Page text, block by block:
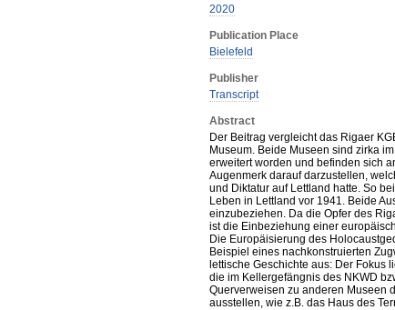
2020
Publication Place
Bielefeld
Publisher
Transcript
Abstract
Der Beitrag vergleicht das Rigaer
Museum. Beide Museen sind zirka
erweitert worden und befinden sich
Augenmerk darauf darzustellen,
und Diktatur auf Lettland hatte. So
Leben in Lettland vor 1941. Beide
einzubeziehen. Da die Opfer des
ist die Einbeziehung einer
Die Europäisierung des
Beispiel eines nachkonstruierten
lettische Geschichte aus: Der Fokus
die im Kellergefängnis des NKWD
Querverweisen zu anderen Museen
ausstellen, wie z.B. das Haus des